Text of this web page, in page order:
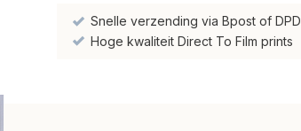
Snelle verzending via Bpost of DPD
Hoge kwaliteit Direct To Film prints